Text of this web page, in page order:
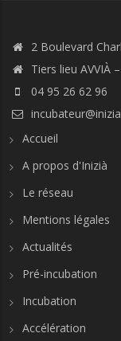
2 Boulevard
Tiers lieu AVVIÀ
04 95 26 62 96
Accueil
A propos d'Inizià
Le réseau
Mentions légales
Actualités
Pré-incubation
Incubation
Accélération